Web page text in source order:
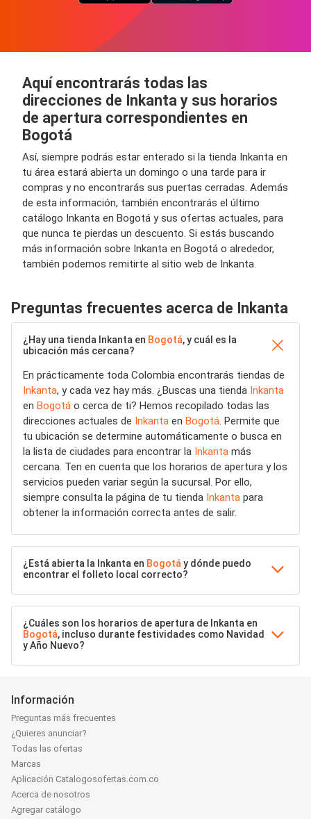
Aquí encontrarás todas las
direcciones de Inkanta y sus horarios
de apertura correspondientes en
Bogotá
Así, siempre podrás estar enterado si la tienda Inkanta en
tu área estará abierta un domingo o una tarde para ir
compras y no encontrarás sus puertas cerradas. Además
de esta información, también encontrarás el último
catálogo Inkanta en Bogotá y sus ofertas actuales, para
que nunca te pierdas un descuento. Si estás buscando
más información sobre Inkanta en Bogotá o alrededor,
también podemos remitirte al sitio web de Inkanta.
Preguntas frecuentes acerca de Inkanta
¿Hay una tienda Inkanta en Bogotá, y cuál es la
ubicación más cercana?
En prácticamente toda Colombia encontrarás tiendas de
Inkanta, y cada vez hay más. ¿Buscas una tienda Inkanta
en Bogotá o cerca de ti? Hemos recopilado todas las
direcciones actuales de Inkanta en Bogotá. Permite que
tu ubicación se determine automáticamente o busca en
la lista de ciudades para encontrar la Inkanta más
cercana. Ten en cuenta que los horarios de apertura y los
servicios pueden variar según la sucursal. Por ello,
siempre consulta la página de tu tienda Inkanta para
obtener la información correcta antes de salir.
¿Está abierta la Inkanta en Bogotá y dónde puedo
encontrar el folleto local correcto?
¿Cuáles son los horarios de apertura de Inkanta en
Bogotá, incluso durante festividades como Navidad
y Año Nuevo?
Información
Preguntas más frecuentes
¿Quieres anunciar?
Todas las ofertas
Marcas
Aplicación Catalogosofertas.com.co
Acerca de nosotros
Agregar catálogo